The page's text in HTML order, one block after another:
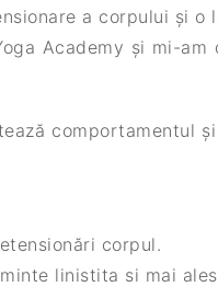
a corpului și o
Academy și mi-am
comportamentul
corpul.
linistita si mai